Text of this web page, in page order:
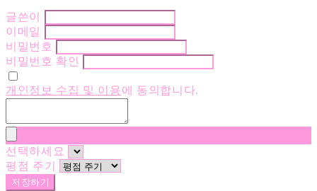
글쓴이
이메일
비밀번호
비밀번호 확인
개인정보 수집 및 이용에 동의합니다.
선택하세요
평점 주기
저장하기